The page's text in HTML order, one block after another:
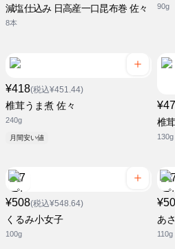
減塩仕込み 日高産一口昆布巻 佐々
8本
90g
¥418(税込¥451.44)
椎茸うま煮 佐々
240g
月間安い値
椎
130g
¥508(税込¥548.64)
くるみ小女子
100g
あ
110g